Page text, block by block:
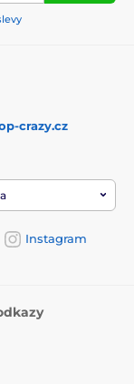
crazy.cz
Instagram